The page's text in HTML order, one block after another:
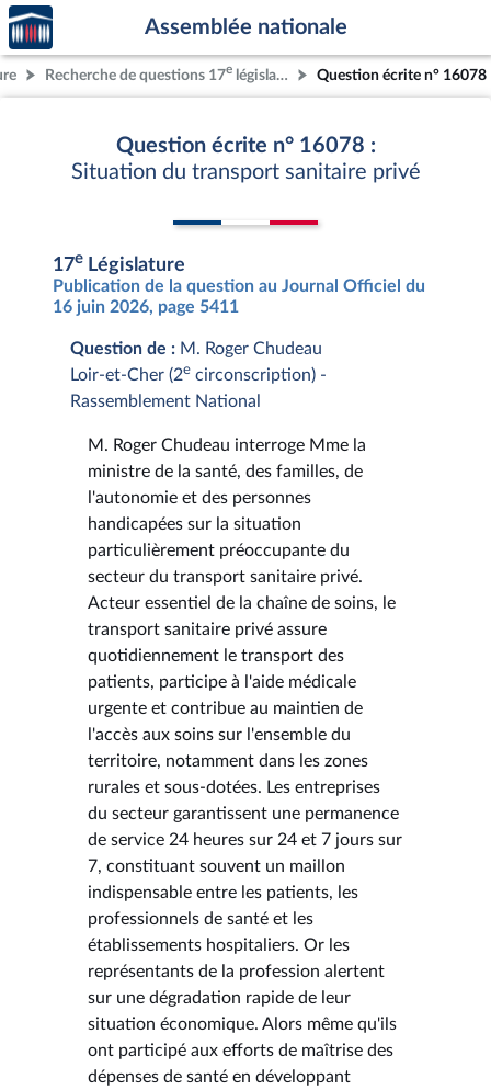
Aller au contenu
Aller en bas de la page
Accèder
à la
page
d'accueil
Assemblée nationale
Recherche de questions 17e législature Question écrite n° 16078
Question écrite n° 16078 :
Situation du transport sanitaire privé
17e Législature
Publication de la question au Journal Officiel du
16 juin 2026, page 5411
Question de : M. Roger Chudeau
Loir-et-Cher (2e circonscription) -
Rassemblement National
M. Roger Chudeau interroge Mme la
ministre de la santé, des familles, de
l'autonomie et des personnes
handicapées sur la situation
particulièrement préoccupante du
secteur du transport sanitaire privé.
Acteur essentiel de la chaîne de soins, le
transport sanitaire privé assure
quotidiennement le transport des
patients, participe à l'aide médicale
urgente et contribue au maintien de
l'accès aux soins sur l'ensemble du
territoire, notamment dans les zones
rurales et sous-dotées. Les entreprises
du secteur garantissent une permanence
de service 24 heures sur 24 et 7 jours sur
7, constituant souvent un maillon
indispensable entre les patients, les
professionnels de santé et les
établissements hospitaliers. Or les
représentants de la profession alertent
sur une dégradation rapide de leur
situation économique. Alors même qu'ils
ont participé aux efforts de maîtrise des
dépenses de santé en développant